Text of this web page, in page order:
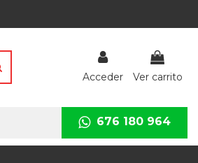
Acceder Ver carrito
676 180 964